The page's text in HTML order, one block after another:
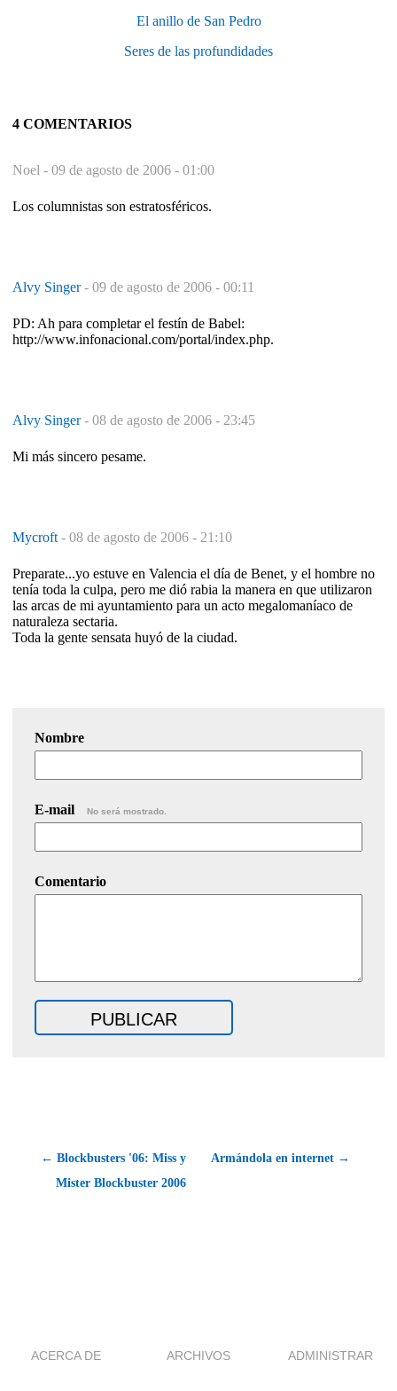
El anillo de San Pedro
Seres de las profundidades
4 COMENTARIOS
Noel - 09 de agosto de 2006 - 01:00
Los columnistas son estratosféricos.
Alvy Singer- 09 de agosto de 2006 - 00:11
PD: Ah para completar el festín de Babel:
http://www.infonacional.com/portal/index.php.
Alvy Singer- 08 de agosto de 2006 - 23:45
Mi más sincero pesame.
Mycroft - 08 de agosto de 2006 - 21:10
Preparate...yo estuve en Valencia el día de Benet, y el hombre no
tenía toda la culpa, pero me dió rabia la manera en que utilizaron
las arcas de mi ayuntamiento para un acto megalomaníaco de
naturaleza sectaria.
Toda la gente sensata huyó de la ciudad.
Nombre
E-mail No será mostrado.
Comentario
← Blockbusters '06: Miss y
Mister Blockbuster 2006
Armándola en internet →
ACERCA DE ARCHIVOS ADMINISTRAR